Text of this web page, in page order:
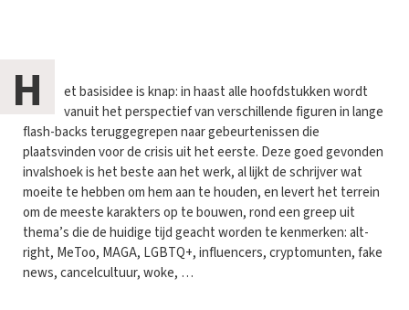
H
et basisidee is knap: in haast alle hoofdstukken wordt
vanuit het perspectief van verschillende figuren in lange
flash-backs teruggegrepen naar gebeurtenissen die
plaatsvinden voor de crisis uit het eerste. Deze goed gevonden
invalshoek is het beste aan het werk, al lijkt de schrijver wat
moeite te hebben om hem aan te houden, en levert het terrein
om de meeste karakters op te bouwen, rond een greep uit
thema’s die de huidige tijd geacht worden te kenmerken: alt-
right, MeToo, MAGA, LGBTQ+, influencers, cryptomunten, fake
news, cancelcultuur, woke, …